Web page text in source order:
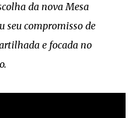
da nova Mesa
seu compromisso de
e focada no